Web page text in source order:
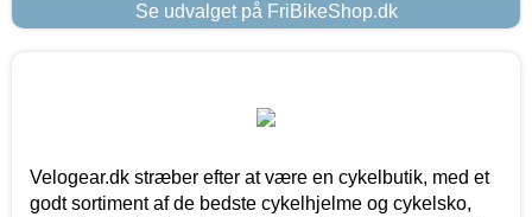
Se udvalget på FriBikeShop.dk
Velogear.dk stræber efter at være en cykelbutik, med et
godt sortiment af de bedste cykelhjelme og cykelsko,